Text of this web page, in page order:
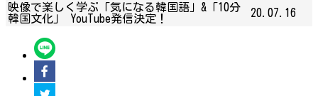
映像で楽しく学ぶ「気になる韓国語」&「10分
韓国文化」 YouTube発信決定！
20.07.16